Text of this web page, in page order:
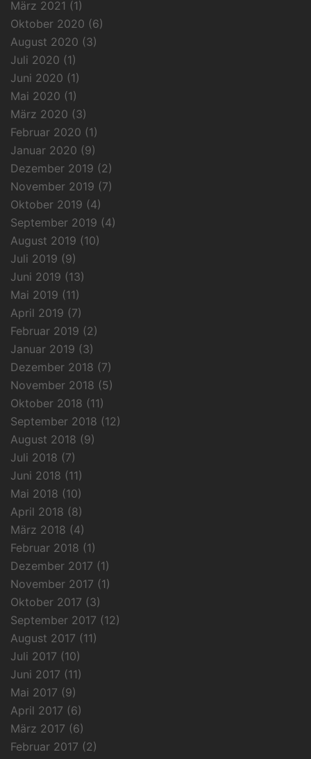
März 2021 (1)
Oktober 2020 (6)
August 2020 (3)
Juli 2020 (1)
Juni 2020 (1)
Mai 2020 (1)
März 2020 (3)
Februar 2020 (1)
Januar 2020 (9)
Dezember 2019 (2)
November 2019 (7)
Oktober 2019 (4)
September 2019 (4)
August 2019 (10)
Juli 2019 (9)
Juni 2019 (13)
Mai 2019 (11)
April 2019 (7)
Februar 2019 (2)
Januar 2019 (3)
Dezember 2018 (7)
November 2018 (5)
Oktober 2018 (11)
September 2018 (12)
August 2018 (9)
Juli 2018 (7)
Juni 2018 (11)
Mai 2018 (10)
April 2018 (8)
März 2018 (4)
Februar 2018 (1)
Dezember 2017 (1)
November 2017 (1)
Oktober 2017 (3)
September 2017 (12)
August 2017 (11)
Juli 2017 (10)
Juni 2017 (11)
Mai 2017 (9)
April 2017 (6)
März 2017 (6)
Februar 2017 (2)